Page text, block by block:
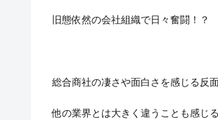
旧態依然の会社組織で日々奮闘！？
総合商社の凄さや面白さを感じる反面
他の業界とは大きく違うことも感じ